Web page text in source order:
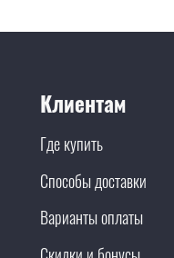
Клиентам
Где купить
Способы доставки
Варианты оплаты